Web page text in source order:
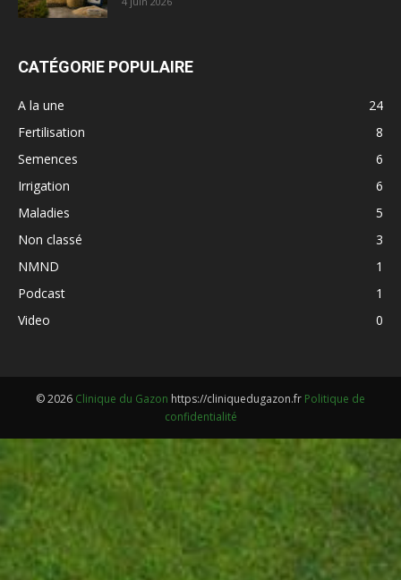
CATÉGORIE POPULAIRE
A la une
24
Fertilisation
8
Semences
6
Irrigation
6
Maladies
5
Non classé
3
NMND
1
Podcast
1
Video
0
© 2026 Clinique du Gazon https://cliniquedugazon.fr Politique de
confidentialité